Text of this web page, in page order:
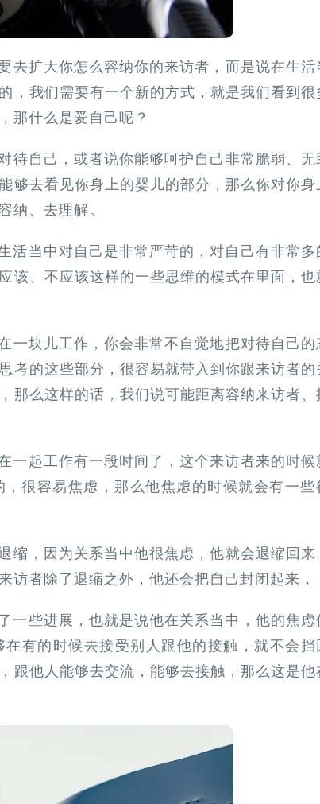
去扩大你怎么容纳你的来访者，而是说在生活
，我们需要有一个新的方式，就是我们看到很
那什么是爱自己呢？‍‍
待自己，或者说你能够呵护自己非常脆弱、无
够去看见你身上的婴儿的部分，‍‍那么你对你身
纳、去理解。
活当中对自己是非常严苛的，对自己有非常多
该、不应该这样的一些思维的模式在里面，‍‍也
一块儿工作，你会非常不自觉地把对待自己的
考的这些部分，很容易就带入到你跟来访者的
那么这样的话，我们说可能距离容纳来访者、
一起工作有一段时间了，这个来访者来的时候
，很容易焦虑，‍‍那么他焦虑的时候就会有一些
缩，因为关系当中他很焦虑，他就会退缩回来
访者除了退缩之外，他还会把自己封闭起来，
一些进展，也就是说他在关系当中，他的焦虑
有的时候去接受别人跟他的接触，就不会挡
跟他人能够去交流，能够去接触，‍‍那么这是他